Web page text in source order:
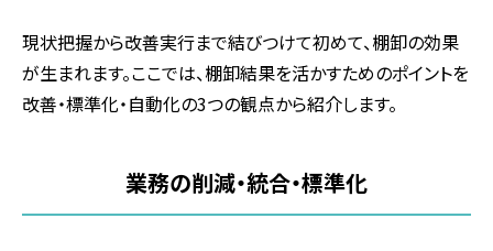
現状把握から改善実行まで結びつけて初めて、棚卸の効果
が生まれます。ここでは、棚卸結果を活かすためのポイントを
改善・標準化・自動化の3つの観点から紹介します。
業務の削減・統合・標準化